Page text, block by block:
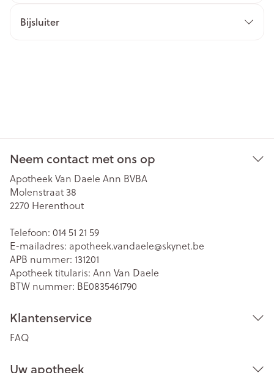
Bijsluiter
Neem contact met ons op
Apotheek Van Daele Ann BVBA
Molenstraat 38
2270 Herenthout
Telefoon: 014 51 21 59
E-mailadres: apotheek.vandaele@skynet.be
APB nummer: 131201
Apotheek titularis: Ann Van Daele
BTW nummer: BE0835461790
Klantenservice
FAQ
Uw apotheek